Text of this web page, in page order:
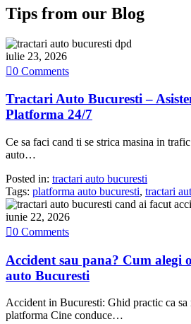
Tips from our Blog
iulie 23, 2026
0 Comments
Tractari Auto Bucuresti –
Platforma 24/7
Ce sa faci cand ti se strica masina in
auto…
Posted in: tractari auto bucuresti
Tags: platforma auto bucuresti, tractari
iunie 22, 2026
0 Comments
Accident sau pana? Cum alegi
auto Bucuresti
Accident in Bucuresti: Ghid practic ca sa
platforma Cine conduce…